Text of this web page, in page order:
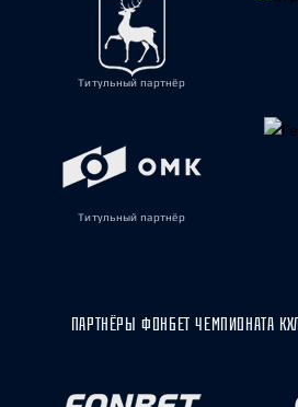
Титульный партнёр
Титульный партнёр
ПАРТНЁРЫ ФОНБЕТ ЧЕМПИОНАТА